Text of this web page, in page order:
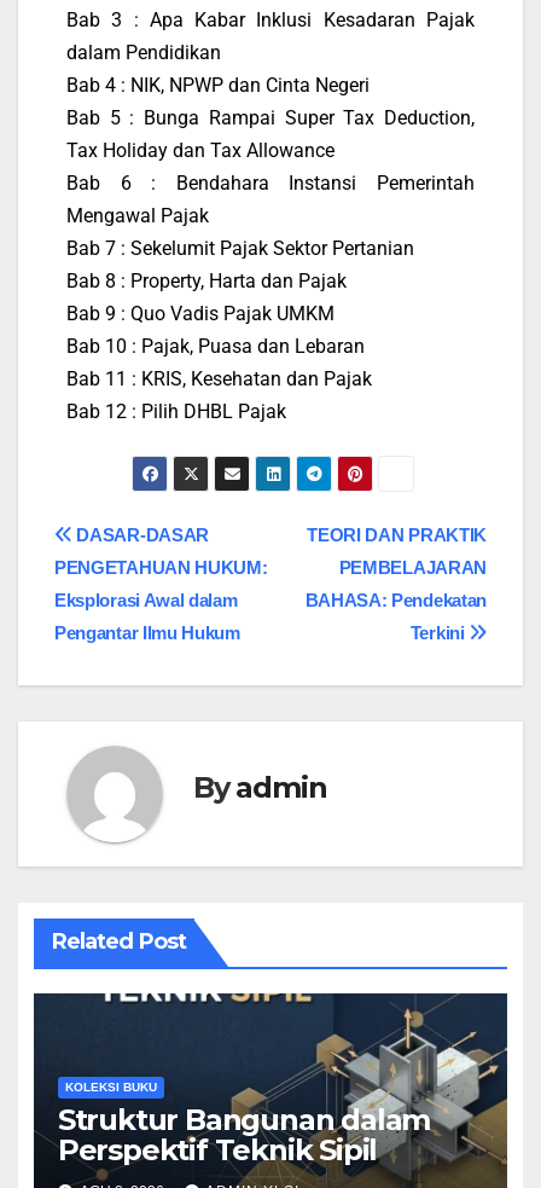
Bab 3 : Apa Kabar Inklusi Kesadaran Pajak
dalam Pendidikan
Bab 4 : NIK, NPWP dan Cinta Negeri
Bab 5 : Bunga Rampai Super Tax Deduction,
Tax Holiday dan Tax Allowance
Bab 6 : Bendahara Instansi Pemerintah
Mengawal Pajak
Bab 7 : Sekelumit Pajak Sektor Pertanian
Bab 8 : Property, Harta dan Pajak
Bab 9 : Quo Vadis Pajak UMKM
Bab 10 : Pajak, Puasa dan Lebaran
Bab 11 : KRIS, Kesehatan dan Pajak
Bab 12 : Pilih DHBL Pajak
TEORI DAN PRAKTIK
PEMBELAJARAN
BAHASA: Pendekatan
Terkini
DASAR-DASAR
PENGETAHUAN HUKUM:
Eksplorasi Awal dalam
Pengantar Ilmu Hukum
Byadmin
Related Post
KOLEKSI BUKU
Struktur Bangunan dalam
Perspektif Teknik Sipil